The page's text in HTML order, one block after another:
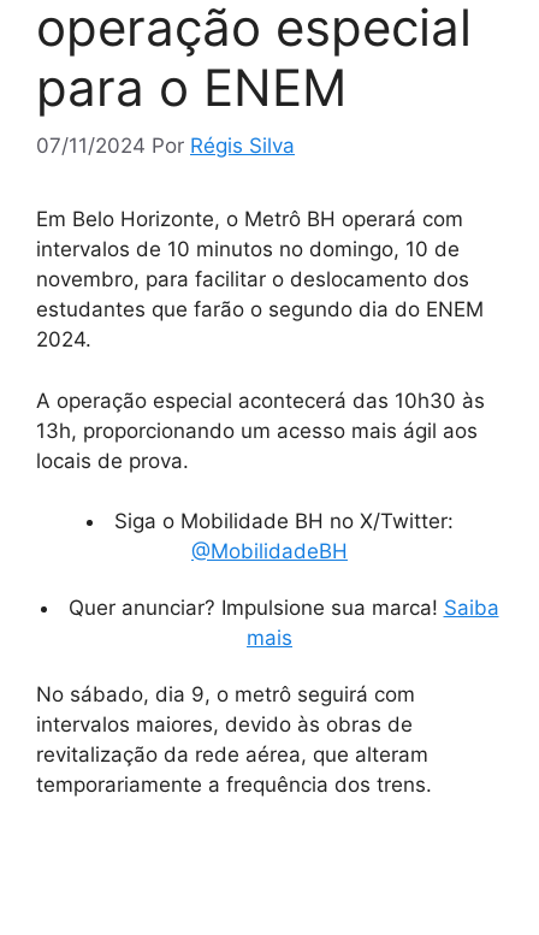
operação especial
para o ENEM
07/11/2024 Por Régis Silva
Em Belo Horizonte, o Metrô BH operará com
intervalos de 10 minutos no domingo, 10 de
novembro, para facilitar o deslocamento dos
estudantes que farão o segundo dia do ENEM
2024.
A operação especial acontecerá das 10h30 às
13h, proporcionando um acesso mais ágil aos
locais de prova.
Siga o Mobilidade BH no X/Twitter:
@MobilidadeBH
Quer anunciar? Impulsione sua marca! Saiba
mais
No sábado, dia 9, o metrô seguirá com
intervalos maiores, devido às obras de
revitalização da rede aérea, que alteram
temporariamente a frequência dos trens.